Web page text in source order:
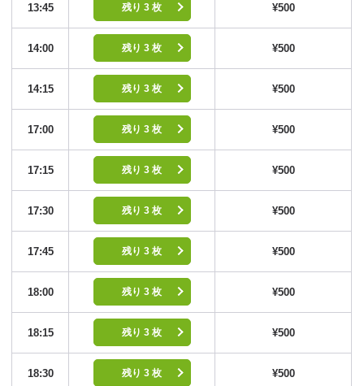
13:45 残り 3 枚 ¥500
14:00 残り 3 枚 ¥500
14:15 残り 3 枚 ¥500
17:00 残り 3 枚 ¥500
17:15 残り 3 枚 ¥500
17:30 残り 3 枚 ¥500
17:45 残り 3 枚 ¥500
18:00 残り 3 枚 ¥500
18:15 残り 3 枚 ¥500
18:30 残り 3 枚 ¥500